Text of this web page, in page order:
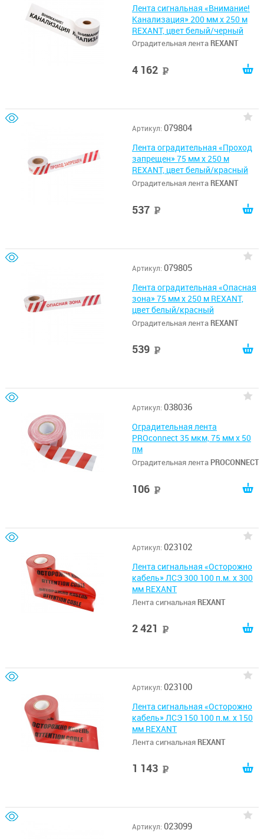
Лента сигнальная «Внимание!
Канализация» 200 мм х 250 м
REXANT, цвет белый/черный
Оградительная лента REXANT
4 162
Артикул: 079804
Лента оградительная «Проход
запрещен» 75 мм х 250 м
REXANT, цвет белый/красный
Оградительная лента REXANT
537
Артикул: 079805
Лента оградительная «Опасная
зона» 75 мм х 250 м REXANT,
цвет белый/красный
Оградительная лента REXANT
539
Артикул: 038036
Оградительная лента
PROconnect 35 мкм, 75 мм х 50
пм
Оградительная лента PROCONNECT
106
Артикул: 023102
Лента сигнальная «Осторожно
кабель» ЛСЭ 300 100 п.м. х 300
мм REXANT
Лента сигнальная REXANT
2 421
Артикул: 023100
Лента сигнальная «Осторожно
кабель» ЛСЭ 150 100 п.м. х 150
мм REXANT
Лента сигнальная REXANT
1 143
Артикул: 023099